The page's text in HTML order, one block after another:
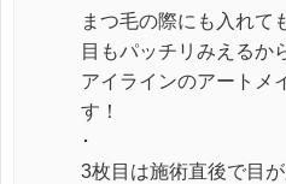
まつ毛の際にも入れて
目もパッチリみえるか
アイラインのアートメ
す！
･
3枚目は施術直後で目